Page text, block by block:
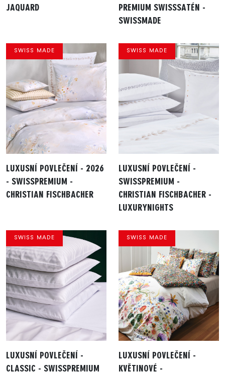
JAQUARD
PREMIUM SWISSSATÉN -
SWISSMADE
SWISS MADE
LUXUSNÍ POVLEČENÍ - 2026
- SWISSPREMIUM -
CHRISTIAN FISCHBACHER
SWISS MADE
LUXUSNÍ POVLEČENÍ -
SWISSPREMIUM -
CHRISTIAN FISCHBACHER -
LUXURYNIGHTS
SWISS MADE
LUXUSNÍ POVLEČENÍ -
CLASSIC - SWISSPREMIUM
SWISS MADE
LUXUSNÍ POVLEČENÍ -
KVĚTINOVÉ -